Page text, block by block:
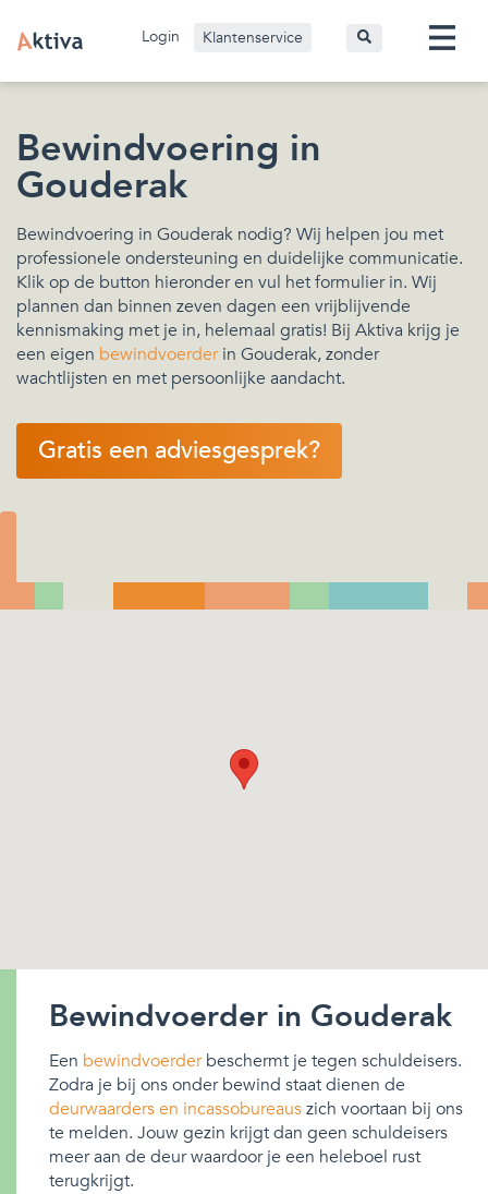
Login Klantenservice
Bewindvoering in
Gouderak
Bewindvoering in Gouderak nodig? Wij helpen jou met
professionele ondersteuning en duidelijke communicatie.
Klik op de button hieronder en vul het formulier in. Wij
plannen dan binnen zeven dagen een vrijblijvende
kennismaking met je in, helemaal gratis! Bij Aktiva krijg je
een eigen bewindvoerderin Gouderak, zonder
wachtlijsten en met persoonlijke aandacht.
Gratis een adviesgesprek?
Bewindvoerder in Gouderak
Een bewindvoerderbeschermt je tegen schuldeisers.
Zodra je bij ons onder bewind staat dienen de
deurwaarders en incassobureauszich voortaan bij ons
te melden. Jouw gezin krijgt dan geen schuldeisers
meer aan de deur waardoor je een heleboel rust
terugkrijgt.